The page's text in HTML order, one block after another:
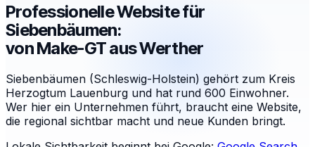
Professionelle Website für
Siebenbäumen:
von Make-GT aus Werther
Siebenbäumen (Schleswig-Holstein) gehört zum Kreis
Herzogtum Lauenburg und hat rund 600 Einwohner.
Wer hier ein Unternehmen führt, braucht eine Website,
die regional sichtbar macht und neue Kunden bringt.